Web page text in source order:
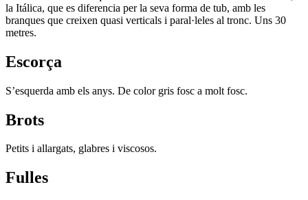
la Itálica, que es diferencia per la seva forma de tub, amb les
branques que creixen quasi verticals i paral·leles al tronc. Uns 30
metres.
Escorça
S’esquerda amb els anys. De color gris fosc a molt fosc.
Brots
Petits i allargats, glabres i viscosos.
Fulles